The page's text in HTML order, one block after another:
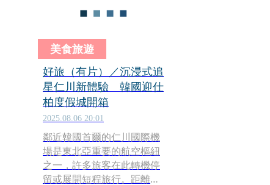
活長達1,277天，期間甚至還
照，行徑極度扭曲，令社會
大眾毛骨悚然。
美食旅遊
好旅（有片）／沉浸式追
星仁川新體驗 韓國迎仕
柏度假城開箱
2025.08.06 20:01
鄰近韓國首爾的仁川國際機
場是東北亞重要的航空樞紐
之一，許多旅客在此轉機停
留或展開短程旅行。距離機